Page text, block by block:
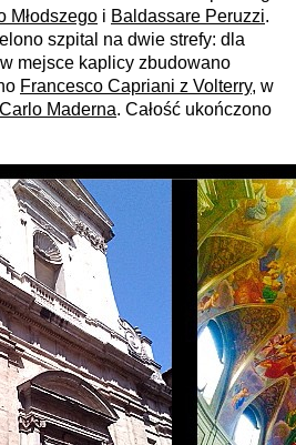
Młodszego i Baldassare Peruzzi.
szpital na dwie strefy: dla
mejsce kaplicy zbudowano
Francesco Capriani z Volterry, w
Carlo Maderna. Całość ukończono